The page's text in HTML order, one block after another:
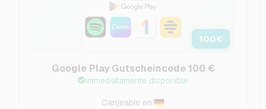
100€
Google Play Gutscheincode 100 €
Immediatamente disponible
Canjeable en: